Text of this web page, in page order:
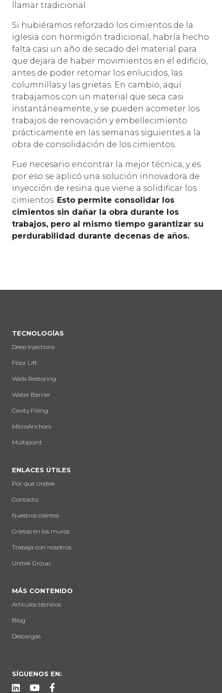
llamar tradicional.
Si hubiéramos reforzado los cimientos de la
iglesia con hormigón tradicional, habría hecho
falta casi un año de secado del material para
que dejara de haber movimientos en el edificio,
antes de poder retomar los enlucidos, las
columnillas y las grietas. En cambio, aquí
trabajamos con un material que seca casi
instantáneamente, y se pueden acometer los
trabajos de renovación y embellecimiento
prácticamente en las semanas siguientes a la
obra de consolidación de los cimientos.
Fue necesario encontrar la mejor técnica, y es
por eso se aplicó una solución innovadora de
inyección de resina que viene a solidificar los
cimientos. Esto permite consolidar los
cimientos sin dañar la obra durante los
trabajos, pero al mismo tiempo garantizar su
perdurabilidad durante decenas de años.
TECNOLOGÍAS
Deep Injections
Floor Lift
Walls Restoring
Water Barrier
Cavity Filling
MicroAnchors
Multipoint
ENLACES ÚTILES
Por qué Uretek
Contacto
Nuestros clientes
Grietas en los muros
Trabaja con nosotros
Uretek Group
MÁS CONTENIDO
Artículos técnicos
Blog
Descargas
SÍGUENOS EN: